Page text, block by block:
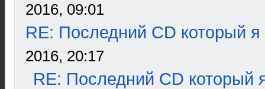
2016, 09:01
RE: Последний CD который я
2016, 20:17
RE: Последний CD который